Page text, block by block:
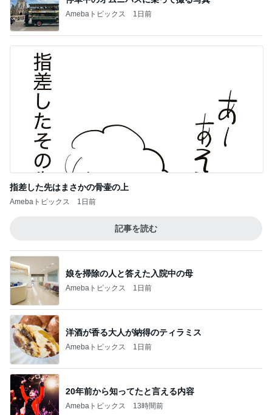
Amebaトピックス 1日前
指差した先はまさかの骨壷の上
Amebaトピックス 1日前
記事を読む
娘を掃除の人と答えた入院中の母
Amebaトピックス 1日前
洋酒が香る大人が納得のティラミス
Amebaトピックス 1日前
20年前から知ってたと言える内容
Amebaトピックス 13時間前